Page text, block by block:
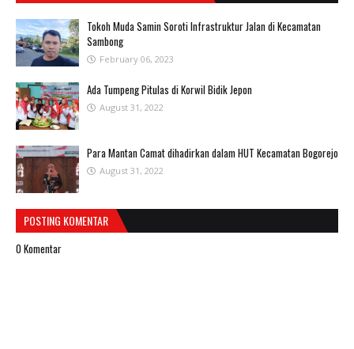
Tokoh Muda Samin Soroti Infrastruktur Jalan di Kecamatan
Sambong
February 06, 2023
Ada Tumpeng Pitulas di Korwil Bidik Jepon
August 31, 2022
Para Mantan Camat dihadirkan dalam HUT Kecamatan Bogorejo
August 31, 2022
POSTING KOMENTAR
0 Komentar